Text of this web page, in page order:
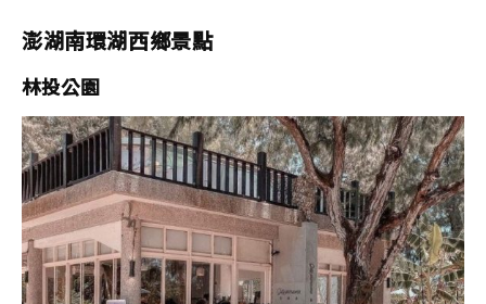
澎湖南環湖西鄉景點
林投公園